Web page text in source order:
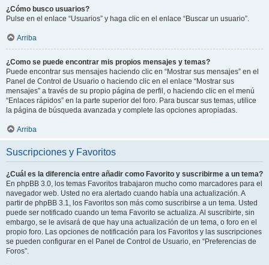
¿Cómo busco usuarios?
Pulse en el enlace “Usuarios” y haga clic en el enlace “Buscar un usuario”.
Arriba
¿Como se puede encontrar mis propios mensajes y temas?
Puede encontrar sus mensajes haciendo clic en “Mostrar sus mensajes” en el
Panel de Control de Usuario o haciendo clic en el enlace “Mostrar sus
mensajes” a través de su propio página de perfil, o haciendo clic en el menú
“Enlaces rápidos” en la parte superior del foro. Para buscar sus temas, utilice
la página de búsqueda avanzada y complete las opciones apropiadas.
Arriba
Suscripciones y Favoritos
¿Cuál es la diferencia entre añadir como Favorito y suscribirme a un tema?
En phpBB 3.0, los temas Favoritos trabajaron mucho como marcadores para el
navegador web. Usted no era alertado cuando había una actualización. A
partir de phpBB 3.1, los Favoritos son más como suscribirse a un tema. Usted
puede ser notificado cuando un tema Favorito se actualiza. Al suscribirte, sin
embargo, se le avisará de que hay una actualización de un tema, o foro en el
propio foro. Las opciones de notificación para los Favoritos y las suscripciones
se pueden configurar en el Panel de Control de Usuario, en “Preferencias de
Foros”.